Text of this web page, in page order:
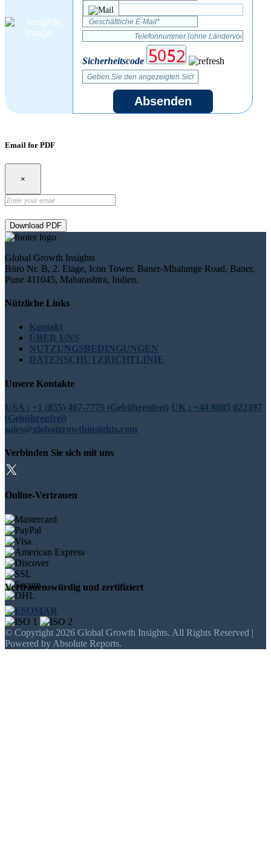
Sicherheitscode
Absenden
Email for PDF
×
Download PDF
Global Growth Insights
Büro Nr. B, 2. Etage, Icon Tower, Baner-Mhalunge Road, Baner,
Pune 411045, Maharashtra, Indien.
Nützliche Links
Kontakt
ÜBER UNS
NUTZUNGSBEDINGUNGEN
DATENSCHUTZRICHTLINIE
Unsere Kontakte
USA : +1 (855) 467-7775 (Gebührenfrei) UK : +44 8085 022397
(Gebührenfrei)
sales@globalgrowthinsights.com
Verbinden Sie sich mit uns
Online-Vertrauen
Vertrauenswürdig und zertifiziert
© Copyright 2026 Global Growth Insights. All Rights Reserved |
Powered by Absolute Reports.